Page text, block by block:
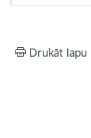
Drukāt lapu